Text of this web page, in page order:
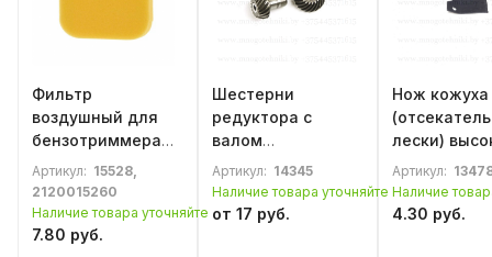
Фильтр
воздушный для
бензотриммера
Champion T463S-
2, T444S-2
Артикул: 15528,
2120015260
Наличие товара уточняйте
7.80 руб.
Шестерни
редуктора с
валом
(коническая пара)
для
бензотриммера,
Артикул: 14345
Наличие товара уточняйте
от 17 руб.
Нож кожуха
(отсекатель
лески)
40мм
26-52сс.
Артикул:
Наличие
4.30 руб.